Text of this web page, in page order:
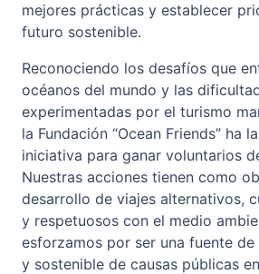
mejores prácticas y establecer
futuro sostenible.
Reconociendo los desafíos que
océanos del mundo y las
experimentadas por el turismo
la Fundación “Ocean Friends” ha
iniciativa para ganar voluntarios
Nuestras acciones tienen como
desarrollo de viajes alternativos,
y respetuosos con el medio
esforzamos por ser una fuente
y sostenible de causas públicas